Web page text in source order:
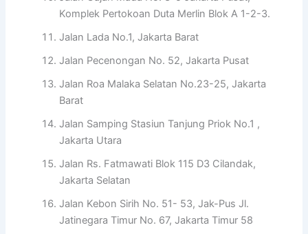
Komplek Pertokoan Duta Merlin Blok A 1-2-3.
Jalan Lada No.1, Jakarta Barat
Jalan Pecenongan No. 52, Jakarta Pusat
Jalan Roa Malaka Selatan No.23-25, Jakarta
Barat
Jalan Samping Stasiun Tanjung Priok No.1 ,
Jakarta Utara
Jalan Rs. Fatmawati Blok 115 D3 Cilandak,
Jakarta Selatan
Jalan Kebon Sirih No. 51- 53, Jak-Pus Jl.
Jatinegara Timur No. 67, Jakarta Timur 58